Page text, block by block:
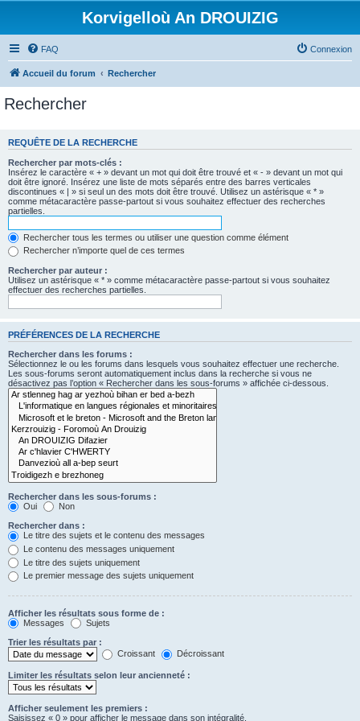
Korvigelloù An DROUIZIG
FAQ Connexion
Accueil du forum Rechercher
Rechercher
REQUÊTE DE LA RECHERCHE
Rechercher par mots-clés :
Insérez le caractère « + » devant un mot qui doit être trouvé et « - » devant un mot qui
doit être ignoré. Insérez une liste de mots séparés entre des barres verticales
discontinues « | » si seul un des mots doit être trouvé. Utilisez un astérisque « * »
comme métacaractère passe-partout si vous souhaitez effectuer des recherches
partielles.
Rechercher tous les termes ou utiliser une question comme élément
Rechercher n’importe quel de ces termes
Rechercher par auteur :
Utilisez un astérisque « * » comme métacaractère passe-partout si vous souhaitez
effectuer des recherches partielles.
PRÉFÉRENCES DE LA RECHERCHE
Rechercher dans les forums :
Sélectionnez le ou les forums dans lesquels vous souhaitez effectuer une recherche.
Les sous-forums seront automatiquement inclus dans la recherche si vous ne
désactivez pas l’option « Rechercher dans les sous-forums » affichée ci-dessous.
Rechercher dans les sous-forums :
Oui
Non
Rechercher dans :
Le titre des sujets et le contenu des messages
Le contenu des messages uniquement
Le titre des sujets uniquement
Le premier message des sujets uniquement
Afficher les résultats sous forme de :
Messages
Sujets
Trier les résultats par :
Croissant
Décroissant
Limiter les résultats selon leur ancienneté :
Afficher seulement les premiers :
Saisissez « 0 » pour afficher le message dans son intégralité.